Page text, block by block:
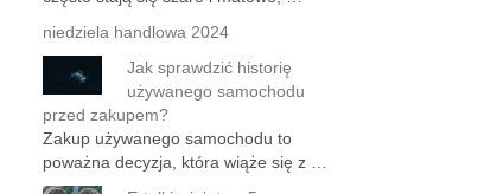
niedziela handlowa 2024
Jak sprawdzić historię
używanego samochodu
przed zakupem?
Zakup używanego samochodu to
poważna decyzja, która wiąże się z …